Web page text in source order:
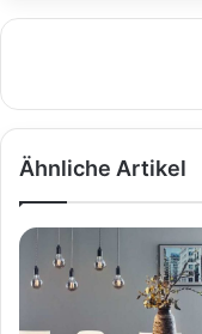
Ähnliche Artikel